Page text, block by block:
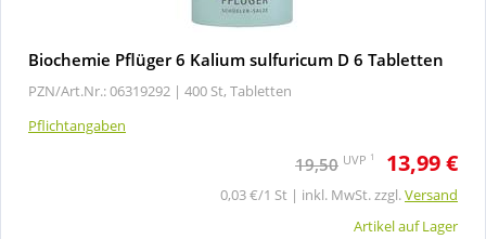
Biochemie Pflüger 6 Kalium sulfuricum D 6 Tabletten
PZN/Art.Nr.: 06319292 | 400 St, Tabletten
Pflichtangaben
19,50 UVP 1 13,99 €
0,03 €/1 St | inkl. MwSt. zzgl.Versand
Artikel auf Lager